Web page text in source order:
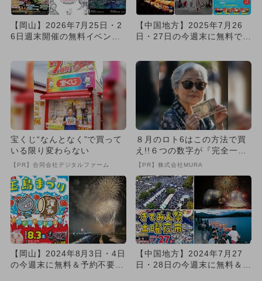
【岡山】2026年7月25日・2
6日週末開催の無料イベント8
【中国地方】2025年7月26
日・27日の今週末に無料で楽
宝くじ“なんとなく”で買って
いる限り変わらない
【PR】合同会社デジタルファーム
８月のロト6はこの方法で買
え!!６つの数字が『完全一
致』する方法
【PR】株式会社MURA
【岡山】2024年8月3日・4日
の今週末に無料＆予約不要で
【中国地方】2024年7月27
日・28日の今週末に無料＆予